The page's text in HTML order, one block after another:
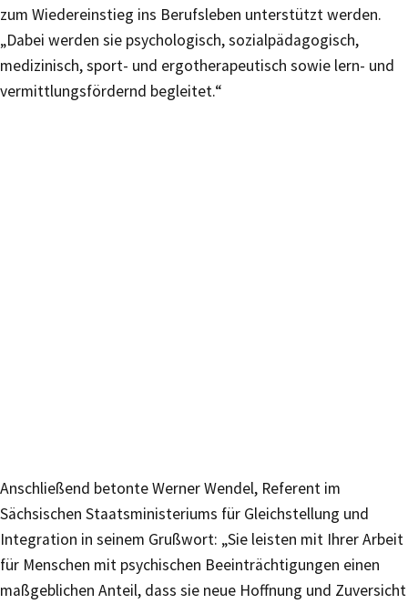
zum Wiedereinstieg ins Berufsleben unterstützt werden.
„Dabei werden sie psychologisch, sozialpädagogisch,
medizinisch, sport- und ergotherapeutisch sowie lern- und
vermittlungsfördernd begleitet.“
Anschließend betonte Werner Wendel, Referent im
Sächsischen Staatsministeriums für Gleichstellung und
Integration in seinem Grußwort: „Sie leisten mit Ihrer Arbeit
für Menschen mit psychischen Beeinträchtigungen einen
maßgeblichen Anteil, dass sie neue Hoffnung und Zuversicht